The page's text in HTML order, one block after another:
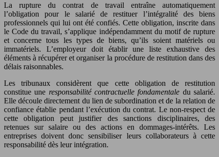
La rupture du contrat de travail entraîne automatiquement
l’obligation pour le salarié de restituer l’intégralité des biens
professionnels qui lui ont été confiés. Cette obligation, inscrite dans
le Code du travail, s’applique indépendamment du motif de rupture
et concerne tous les types de biens, qu’ils soient matériels ou
immatériels. L’employeur doit établir une liste exhaustive des
éléments à récupérer et organiser la procédure de restitution dans des
délais raisonnables.
Les tribunaux considèrent que cette obligation de restitution
constitue une responsabilité contractuelle fondamentale du salarié.
Elle découle directement du lien de subordination et de la relation de
confiance établie pendant l’exécution du contrat. Le non-respect de
cette obligation peut justifier des sanctions disciplinaires, des
retenues sur salaire ou des actions en dommages-intérêts. Les
entreprises doivent donc sensibiliser leurs collaborateurs à cette
responsabilité dès leur intégration.